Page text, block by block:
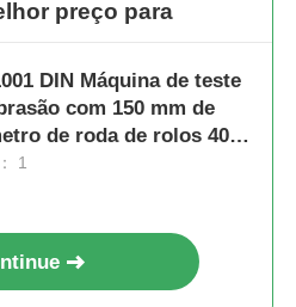
preço para
DIN Máquina de teste
com 150 mm de
de roda de rolos 40m
de abrasão e AC 220V
1